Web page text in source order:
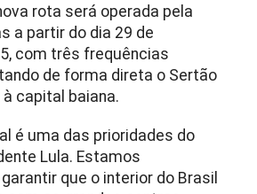
rota será operada pela
a partir do dia 29 de
com três frequências
de forma direta o Sertão
capital baiana.
é uma das prioridades do
Lula. Estamos
que o interior do Brasil